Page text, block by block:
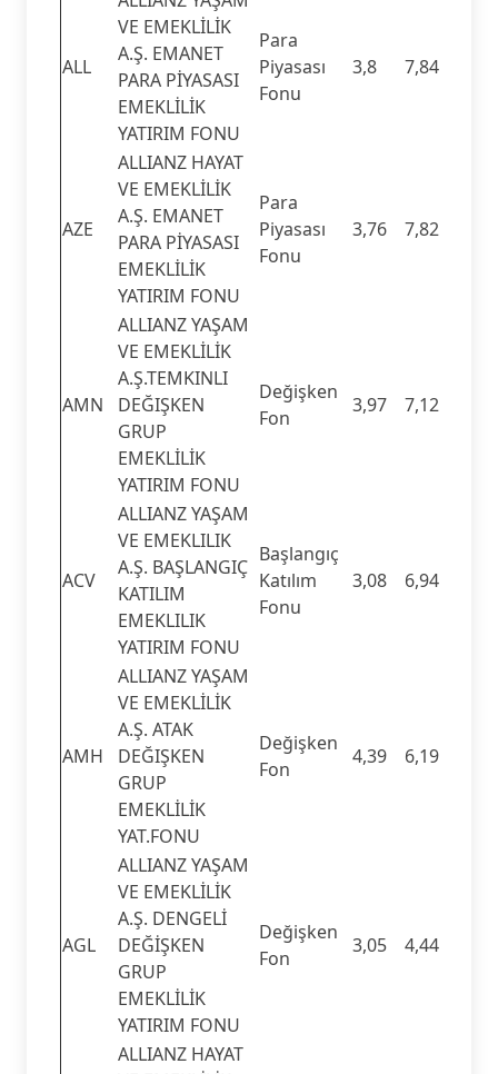
ALL
VE EMEKLİLİK
A.Ş. EMANET
PARA PİYASASI
EMEKLİLİK
YATIRIM FONU
Para
Piyasası
Fonu
3,8 7,84
AZE
ALLIANZ HAYAT
VE EMEKLİLİK
A.Ş. EMANET
PARA PİYASASI
EMEKLİLİK
YATIRIM FONU
Para
Piyasası
Fonu
3,76 7,82
AMN
ALLIANZ YAŞAM
VE EMEKLİLİK
A.Ş.TEMKINLI
DEĞIŞKEN
GRUP
EMEKLİLİK
YATIRIM FONU
Değişken
Fon
3,97 7,12
ACV
ALLIANZ YAŞAM
VE EMEKLILIK
A.Ş. BAŞLANGIÇ
KATILIM
EMEKLILIK
YATIRIM FONU
Başlangıç
Katılım
Fonu
3,08 6,94
AMH
ALLIANZ YAŞAM
VE EMEKLİLİK
A.Ş. ATAK
DEĞIŞKEN
GRUP
EMEKLİLİK
YAT.FONU
Değişken
Fon
4,39 6,19
AGL
ALLIANZ YAŞAM
VE EMEKLİLİK
A.Ş. DENGELİ
DEĞİŞKEN
GRUP
EMEKLİLİK
YATIRIM FONU
Değişken
Fon
3,05 4,44
ALLIANZ HAYAT